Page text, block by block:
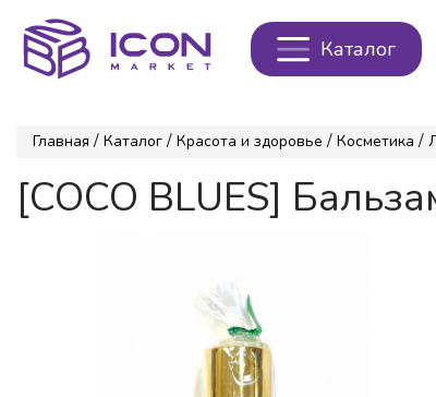
Каталог
Главная / Каталог / Красота и здоровье / Косметика /
[COCO BLUES]